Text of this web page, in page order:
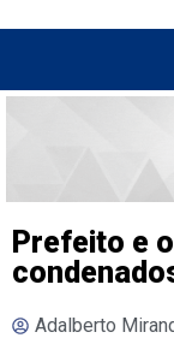
Prefeito e
Adalberto